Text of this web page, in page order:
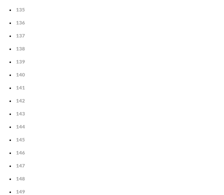
135
136
137
138
139
140
141
142
143
144
145
146
147
148
149